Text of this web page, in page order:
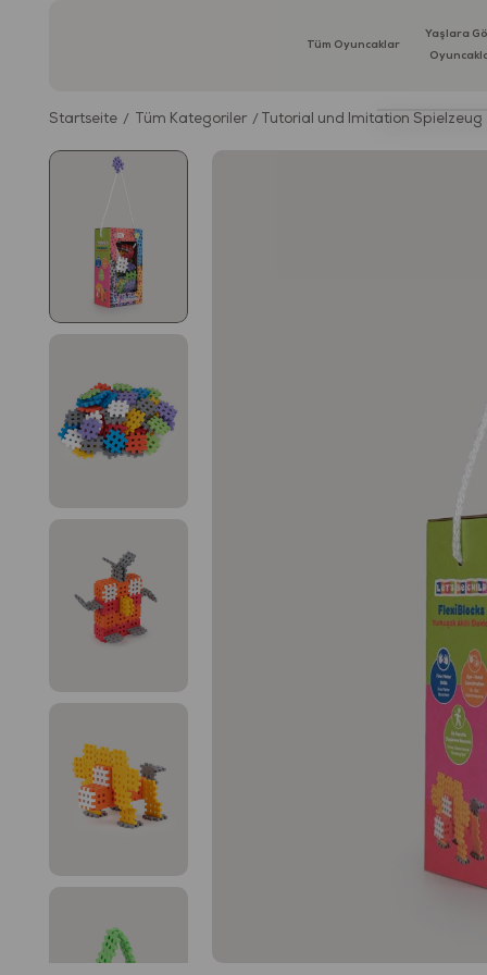
Tüm Oyuncaklar
Yaşlara
Startseite Tüm Kategoriler Tutorial und Imitation Spielzeug